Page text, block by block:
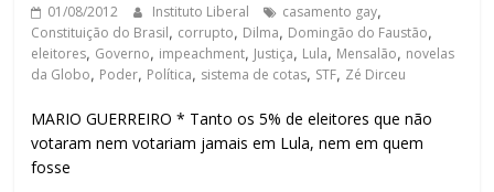
01/08/2012 Instituto Liberal casamento gay,
Constituição do Brasil, corrupto, Dilma, Domingão do Faustão,
eleitores, Governo, impeachment, Justiça, Lula, Mensalão, novelas
da Globo, Poder, Política, sistema de cotas, STF, Zé Dirceu
MARIO GUERREIRO * Tanto os 5% de eleitores que não
votaram nem votariam jamais em Lula, nem em quem
fosse